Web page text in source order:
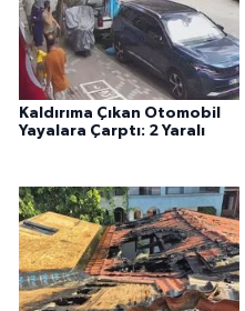
Kaldırıma Çıkan Otomobil
Yayalara Çarptı: 2 Yaralı